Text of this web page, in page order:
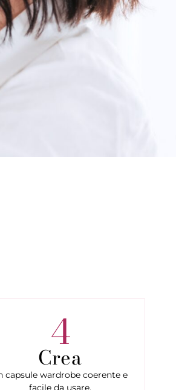
4
Crea
capsule wardrobe coerente e
facile da usare.